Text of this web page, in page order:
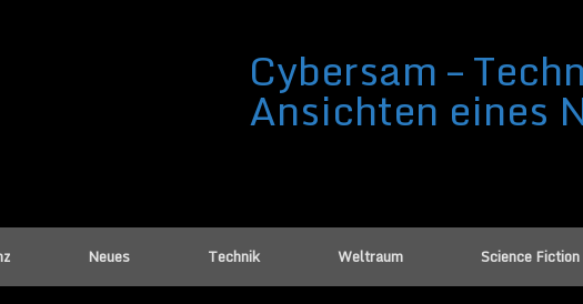
Cybersam –
Ansichten eines
Neues Technik Weltraum Science Fiction